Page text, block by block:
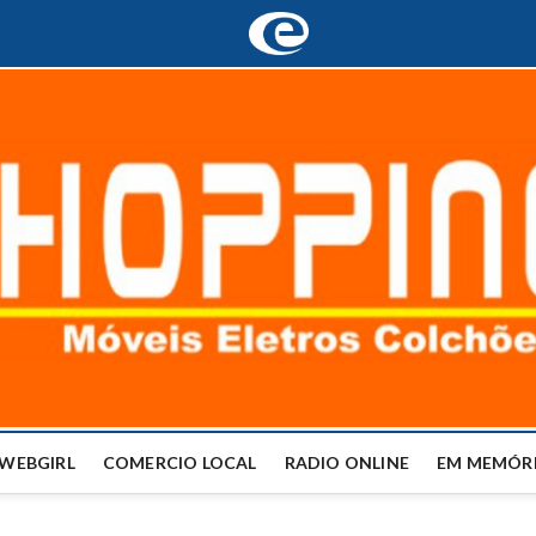
COMERCIO LOCAL RADIO ONLINE EM